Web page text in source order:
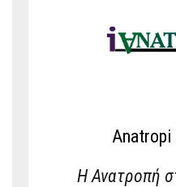
Anatropi
Η Ανατροπή